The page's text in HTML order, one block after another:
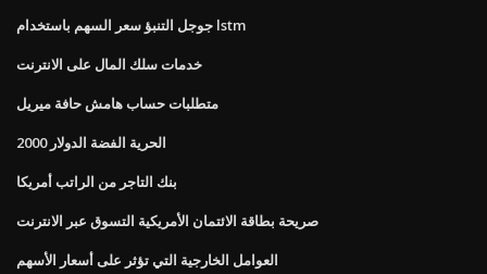
جوجل التنبؤ سعر السهم باستخدام lstm
خدمات سلك المال على الانترنت
متطلبات حساب هامش حافة ميريل
الحرية الفضة الدولار 2000
بنك التاجر من الراتب أمريكا
صريحة بطاقة الائتمان الأمريكية التسوق عبر الانترنت
العوامل الخارجية التي تؤثر على أسعار الأسهم